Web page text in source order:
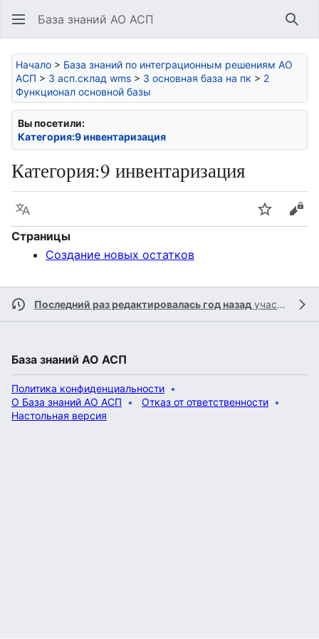
База знаний АО АСП
Начало > База знаний по интеграционным решениям АО
АСП > 3 асп.склад wms > 3 основная база на пк > 2
Функционал основной базы
Вы посетили:
Категория:9 инвентаризация
Категория:9 инвентаризация
Язык Следить
Страницы
Создание новых остатков
Последний раз редактировалась год назад участником
База знаний АО АСП
Политика конфиденциальности
О База знаний АО АСП
Отказ от ответственности
Настольная версия